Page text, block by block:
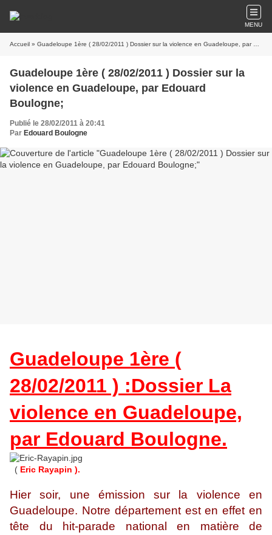
MENU
Accueil » Guadeloupe 1ère ( 28/02/2011 ) Dossier sur la violence en Guadeloupe, par Edouard Boulogne;
Guadeloupe 1ère ( 28/02/2011 ) Dossier sur la
violence en Guadeloupe, par Edouard
Boulogne;
Publié le 28/02/2011 à 20:41
Par Edouard Boulogne
Guadeloupe 1ère (
28/02/2011 ) :Dossier La
violence en Guadeloupe,
par Edouard Boulogne.
( Eric Rayapin ).
Hier soir, une émission sur la violence en
Guadeloupe. Notre département est en effet en
tête du hit-parade national en matière de